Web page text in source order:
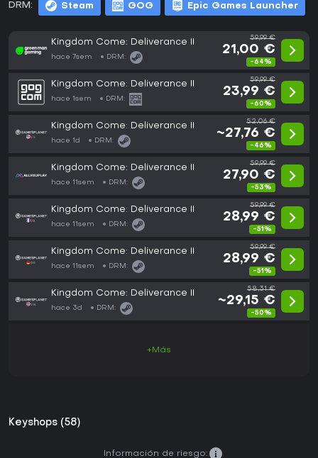
DRM: Steam GOG Epic Games Launcher
Kingdom Come: Deliverance II
hace 7sem DRM:
59,99 €
21,00 €
-64%
Kingdom Come: Deliverance II
hace 1sem DRM:
59,99 €
23,99 €
-60%
Kingdom Come: Deliverance II
hace 1d DRM:
52,06 €
~27,76 €
-46%
Kingdom Come: Deliverance II
hace 11sem DRM:
59,99 €
27,90 €
-53%
Kingdom Come: Deliverance II
hace 11sem DRM:
59,99 €
28,99 €
-51%
Kingdom Come: Deliverance II
hace 11sem DRM:
59,99 €
28,99 €
-51%
Kingdom Come: Deliverance II
hace 3d DRM:
58,31 €
~29,15 €
-50%
+Más
Keyshops (58)
Información de riesgo: